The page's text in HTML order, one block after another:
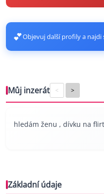
💕Objevuj další profily a najdi
Můj inzerát < >
hledám ženu , dívku na
Základní údaje